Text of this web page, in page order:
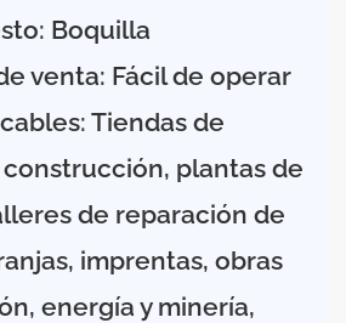
Boquilla
venta: Fácil de operar
Tiendas de
plantas de
de reparación de
imprentas, obras
energía y minería,